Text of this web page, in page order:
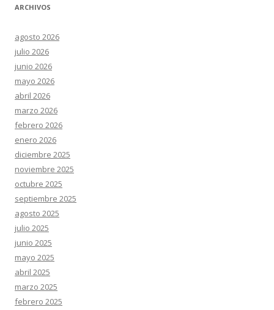
ARCHIVOS
agosto 2026
julio 2026
junio 2026
mayo 2026
abril 2026
marzo 2026
febrero 2026
enero 2026
diciembre 2025
noviembre 2025
octubre 2025
septiembre 2025
agosto 2025
julio 2025
junio 2025
mayo 2025
abril 2025
marzo 2025
febrero 2025